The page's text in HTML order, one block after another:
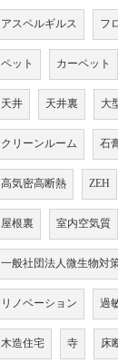
アスペルギルス フ
ペット カーペット
天井 天井裏 大
クリーンルーム 石
高気密高断熱 ZEH
屋根裏 室内空気質
一般社団法人微生物対
リノベーション 過
木造住宅 寺 床